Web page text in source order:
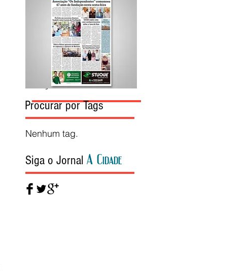
Edição da Semana
Procurar por Tags
Nenhum tag.
Siga o Jornal A Cidade